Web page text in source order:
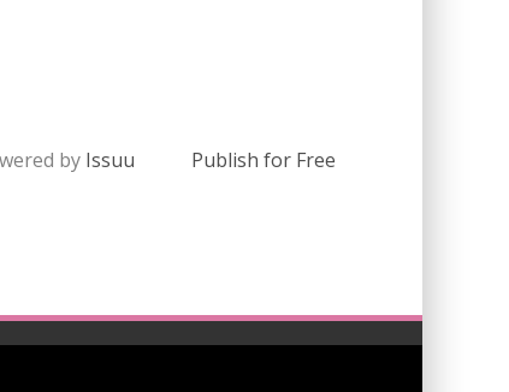
by Issuu Publish for Free